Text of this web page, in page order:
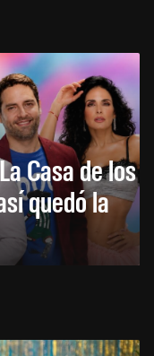
Casa de los
quedó la